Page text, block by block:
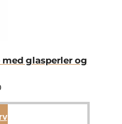
glasperler og